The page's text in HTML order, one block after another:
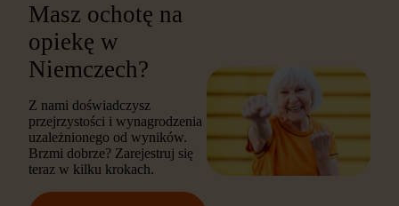
Masz ochotę na
opiekę w
Niemczech?
Z nami doświadczysz
przejrzystości i wynagrodzenia
uzależnionego od wyników.
Brzmi dobrze? Zarejestruj się
teraz w kilku krokach.